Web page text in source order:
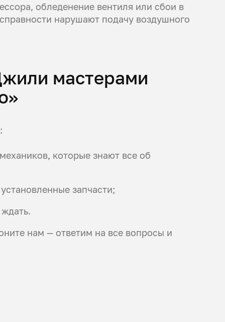
обледенение вентиля или сбои в
нарушают подачу воздушного
мастерами
которые знают все об
запчасти;
нам — ответим на все вопросы и